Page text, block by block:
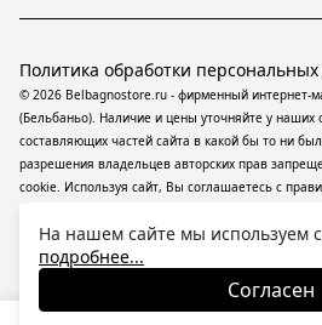
© 2026 Belbagnostore.ru - фирменный интернет-
(Бельбаньо). Наличие и цены уточняйте у наших
составляющих частей сайта в какой бы то ни
разрешения владельцев авторских прав
cookie. Используя сайт, Вы соглашаетесь с
ресурсе применяютсярекомендательные
технологии предоставления информации на
анализа сведений, относящихся к
«Интернет», находящихся на территории
Политика обработки
На нашем сайте мы используем
подробнее...
Согласен